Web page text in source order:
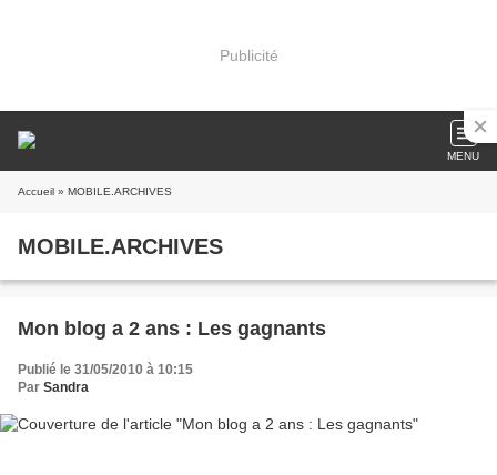
Publicité
MENU
Accueil » MOBILE.ARCHIVES
MOBILE.ARCHIVES
Mon blog a 2 ans : Les gagnants
Publié le 31/05/2010 à 10:15
Par Sandra